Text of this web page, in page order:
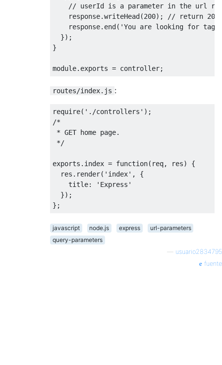
// userId is a parameter in the url
    response
.writeHead(200);
// return 200
    response
. end( 'You are looking for
});
}
module. exports = controller;
routes/index.js :
require( './controllers' );
/*
* GET home page.
*/
exports . index = function( req, res)
{
  res
. render( 'index' ,
{
    title
:
'Express'
});
};
javascript node.js express
url-parameters
query-parameters
usuario2834795
fuente